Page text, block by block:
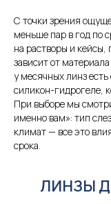
С точки зрения
меньше пар в год по
на растворы и
зависит от
у месячных линз
силикон-гидрогеле,
При выборе мы
именно вам»: тип
климат — все это
срока.
ЛИНЗЫ